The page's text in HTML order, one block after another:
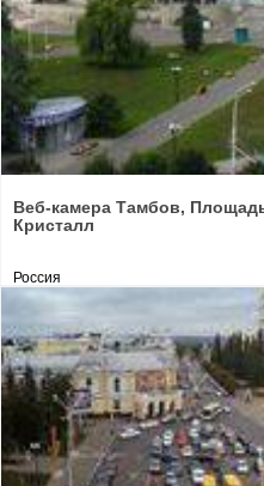
Веб-камера Тамбов,
Кристалл
Россия